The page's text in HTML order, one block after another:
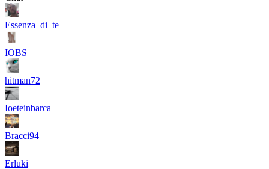
Essenza_di_te
IOBS
hitman72
Ioeteinbarca
Bracci94
Erluki